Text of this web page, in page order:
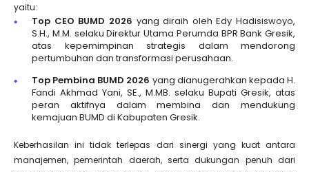
yaitu:
Top CEO BUMD 2026 yang diraih oleh Edy Hadisiswoyo,
S.H., M.M. selaku Direktur Utama Perumda BPR Bank Gresik,
atas kepemimpinan strategis dalam mendorong
pertumbuhan dan transformasi perusahaan.
Top Pembina BUMD 2026 yang dianugerahkan kepada H.
Fandi Akhmad Yani, SE., M.MB. selaku Bupati Gresik, atas
peran aktifnya dalam membina dan mendukung
kemajuan BUMD di Kabupaten Gresik.
Keberhasilan ini tidak terlepas dari sinergi yang kuat antara
manajemen, pemerintah daerah, serta dukungan penuh dari